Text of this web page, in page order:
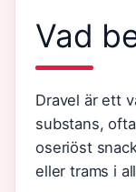
Vad
Dravel är ett
substans,
oseriöst
eller trams i